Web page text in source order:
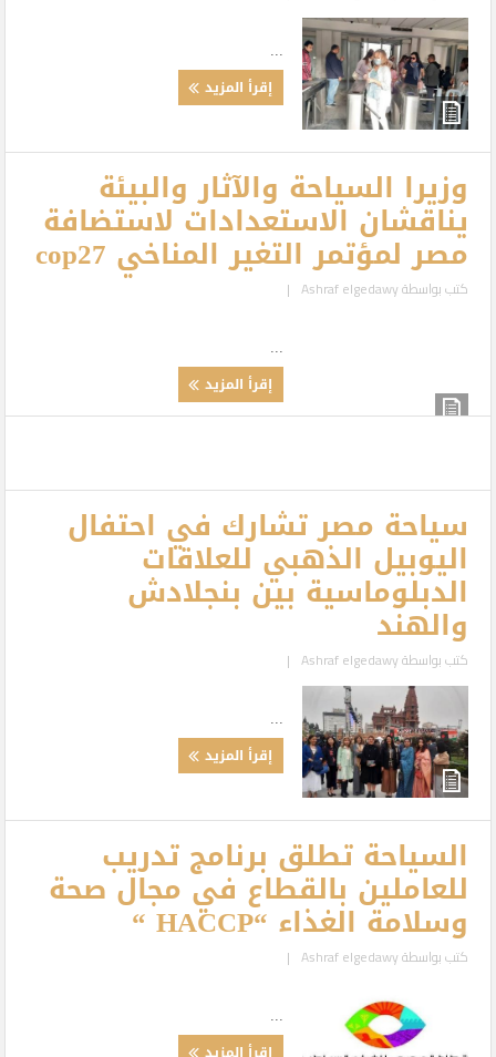
إقرأ المزيد
وزيرا السياحة والآثار والبيئة
يناقشان الاستعدادات لاستضافة
مصر لمؤتمر التغير المناخي cop27
كتب بواسطةAshraf elgedawy
|
إقرأ المزيد
سياحة مصر تشارك في احتفال
اليوبيل الذهبي للعلاقات
الدبلوماسية بين بنجلادش
والهند
كتب بواسطةAshraf elgedawy
|
إقرأ المزيد
السياحة تطلق برنامج تدريب
للعاملين بالقطاع في مجال صحة
وسلامة الغذاء “HACCP “
كتب بواسطةAshraf elgedawy
|